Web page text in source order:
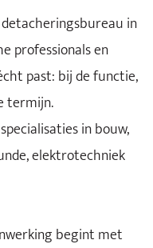
in
professionals en
past: bij de functie,
termijn.
in bouw,
elektrotechniek
begint met